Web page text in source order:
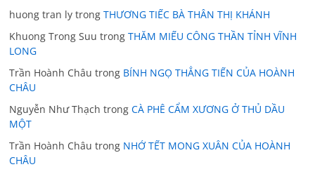
huong tran ly trongTHƯƠNG TIẾC BÀ THÂN THỊ KHÁNH
Khuong Trong Suu trongTHĂM MIẾU CÔNG THẦN TỈNH VĨNH
LONG
Trần Hoành Châu trong BÍNH NGỌ THẲNG TIẾN CỦA HOÀNH
CHÂU
Nguyễn Như Thạch trongCÀ PHÊ CẨM XƯƠNG Ở THỦ DẦU
MỘT
Trần Hoành Châu trong NHỚ TẾT MONG XUÂN CỦA HOÀNH
CHÂU